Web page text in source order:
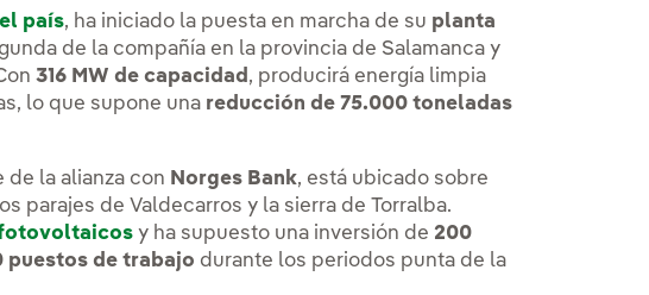
país, ha iniciado la puesta en marcha de su planta
de la compañía en la provincia de Salamanca y
316 MW de capacidad , producirá energía limpia
lo que supone una reducción de 75.000 toneladas
de la alianza con Norges Bank, está ubicado sobre
parajes de Valdecarros y la sierra de Torralba.
y ha supuesto una inversión de 200
puestos de trabajo durante los periodos punta de la